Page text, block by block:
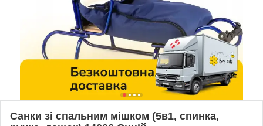
Санки зі спальним мішком (5в1, спинка,